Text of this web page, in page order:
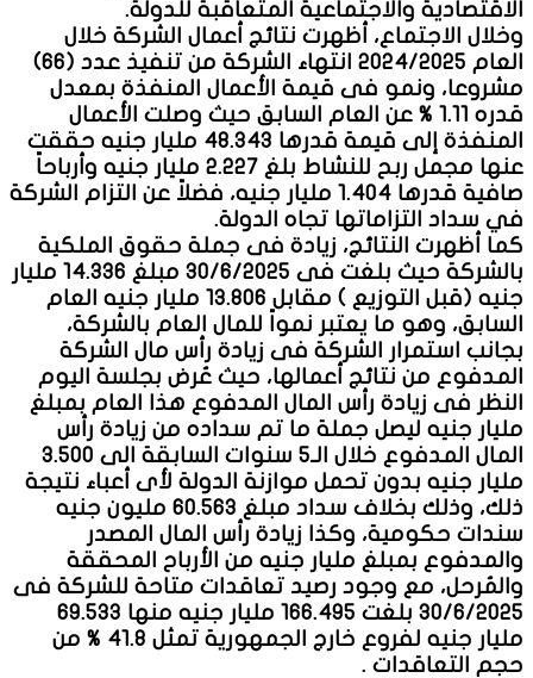
الاقتصادية والاجتماعية المتعاقبة للدولة.
وخلال الاجتماع، أظهرت نتائج أعمال الشركة خلال
العام 2024/2025 انتهاء الشركة من تنفيذ عدد (66)
مشروعا، ونمو فى قيمة الأعمال المنفذة بمعدل
قدره 1.11 % عن العام السابق حيث وصلت الأعمال
المنفذة إلى قيمة قدرها 48.343 مليار جنيه حققت
عنها مجمل ربح للنشاط بلغ 2.227 مليار جنيه وأرباحاً
صافية قدرها 1.404 مليار جنيه، فضلاً عن التزام الشركة
في سداد التزاماتها تجاه الدولة.
كما أظهرت النتائج، زيادة فى جملة حقوق الملكية
بالشركة حيث بلغت فى 30/6/2025 مبلغ 14.336 مليار
جنيه (قبل التوزيع ) مقابل 13.806 مليار جنيه العام
السابق، وهو ما يعتبر نمواً للمال العام بالشركة،
بجانب استمرار الشركة فى زيادة رأس مال الشركة
المدفوع من نتائج أعمالها، حيث عُرض بجلسة اليوم
النظر فى زيادة رأس المال المدفوع هذا العام بمبلغ
مليار جنيه ليصل جملة ما تم سداده من زيادة رأس
المال المدفوع خلال الـ5 سنوات السابقة الى 3.500
مليار جنيه بدون تحمل موازنة الدولة لأى أعباء نتيجة
ذلك، وذلك بخلاف سداد مبلغ 60.563 مليون جنيه
سندات حكومية، وكذا زيادة رأس المال المصدر
والمدفوع بمبلغ مليار جنيه من الأرباح المحققة
والمُرحل، مع وجود رصيد تعاقدات متاحة للشركة فى
30/6/2025 بلغت 166.495 مليار جنيه منها 69.533
مليار جنيه لفروع خارج الجمهورية تمثل 41.8 % من
حجم التعاقدات .